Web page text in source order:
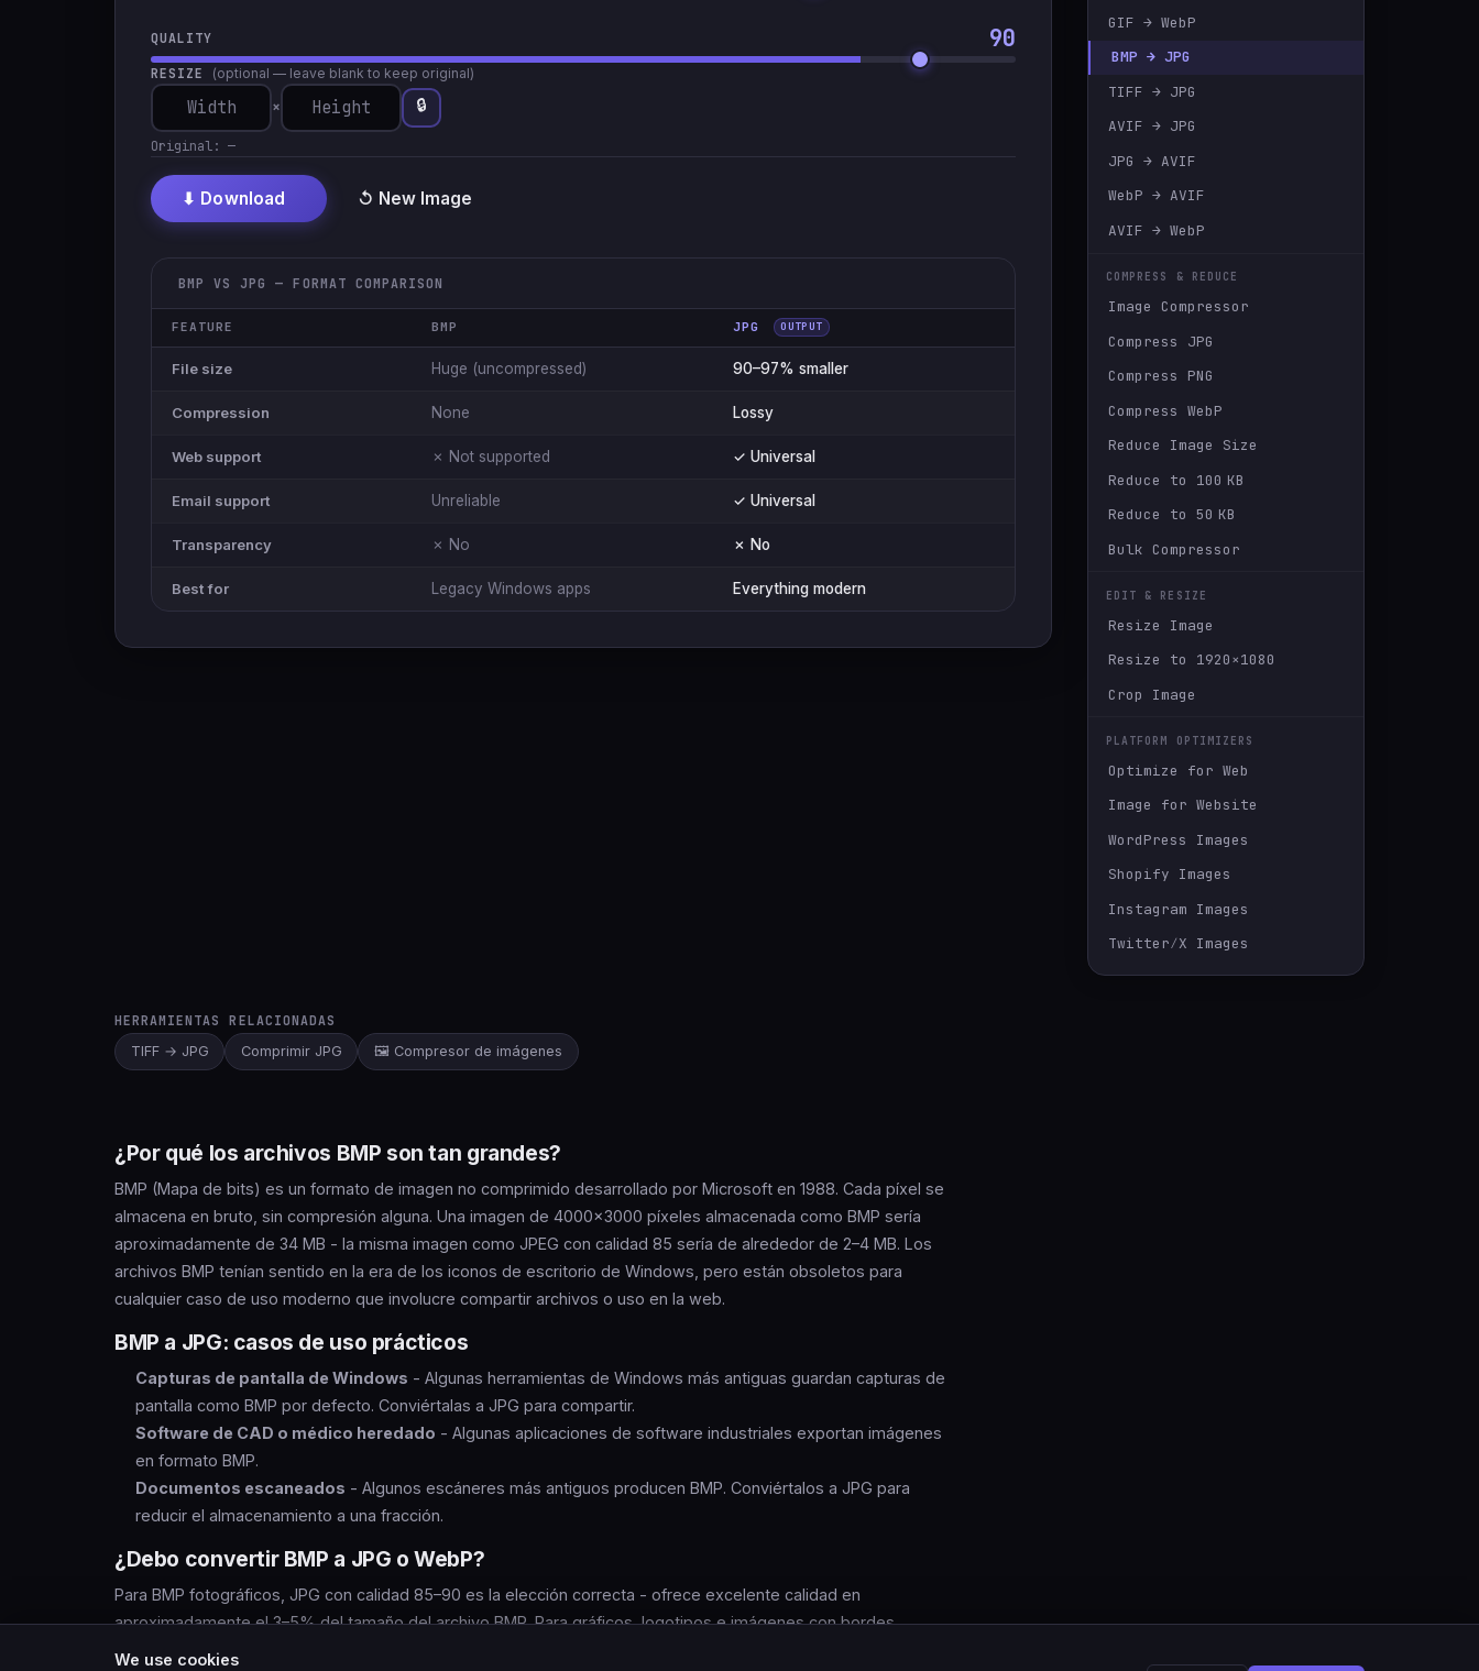
QUALITY 90
RESIZE (optional — leave blank to keep original)
× 🔒
Original: —
⬇ Download ↺ New Image
BMP VS JPG — FORMAT COMPARISON
FEATURE BMP JPG OUTPUT
File size Huge (uncompressed) 90–97% smaller
Compression None Lossy
Web support ✗ Not supported ✓ Universal
Email support Unreliable ✓ Universal
Transparency ✗ No ✗ No
Best for Legacy Windows apps Everything modern
GIF → WebP
BMP → JPG
TIFF → JPG
AVIF → JPG
JPG → AVIF
WebP → AVIF
AVIF → WebP
COMPRESS & REDUCE
Image Compressor
Compress JPG
Compress PNG
Compress WebP
Reduce Image Size
Reduce to 100 KB
Reduce to 50 KB
Bulk Compressor
EDIT & RESIZE
Resize Image
Resize to 1920×1080
Crop Image
PLATFORM OPTIMIZERS
Optimize for Web
Image for Website
WordPress Images
Shopify Images
Instagram Images
Twitter∕X Images
HERRAMIENTAS RELACIONADAS
TIFF → JPG
Comprimir JPG 🖼️ Compresor de imágenes
¿Por qué los archivos BMP son tan grandes?
BMP (Mapa de bits) es un formato de imagen no comprimido desarrollado por Microsoft en 1988. Cada píxel se
almacena en bruto, sin compresión alguna. Una imagen de 4000×3000 píxeles almacenada como BMP sería
aproximadamente de 34 MB - la misma imagen como JPEG con calidad 85 sería de alrededor de 2–4 MB. Los
archivos BMP tenían sentido en la era de los iconos de escritorio de Windows, pero están obsoletos para
cualquier caso de uso moderno que involucre compartir archivos o uso en la web.
BMP a JPG: casos de uso prácticos
Capturas de pantalla de Windows - Algunas herramientas de Windows más antiguas guardan capturas de
pantalla como BMP por defecto. Conviértalas a JPG para compartir.
Software de CAD o médico heredado - Algunas aplicaciones de software industriales exportan imágenes
en formato BMP.
Documentos escaneados - Algunos escáneres más antiguos producen BMP. Conviértalos a JPG para
reducir el almacenamiento a una fracción.
¿Debo convertir BMP a JPG o WebP?
Para BMP fotográficos, JPG con calidad 85–90 es la elección correcta - ofrece excelente calidad en
aproximadamente el 3–5% del tamaño del archivo BMP. Para gráficos, logotipos e imágenes con bordes
afilados,
conviértalos a WebP
We use cookies